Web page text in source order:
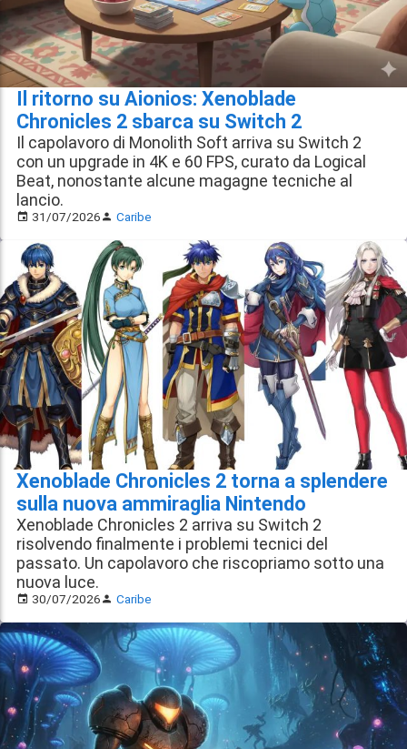
Il ritorno su Aionios: Xenoblade
Chronicles 2 sbarca su Switch 2
Il capolavoro di Monolith Soft arriva su Switch 2
con un upgrade in 4K e 60 FPS, curato da Logical
Beat, nonostante alcune magagne tecniche al
lancio.
31/07/2026 Caribe
Xenoblade Chronicles 2 torna a splendere
sulla nuova ammiraglia Nintendo
Xenoblade Chronicles 2 arriva su Switch 2
risolvendo finalmente i problemi tecnici del
passato. Un capolavoro che riscopriamo sotto una
nuova luce.
30/07/2026 Caribe